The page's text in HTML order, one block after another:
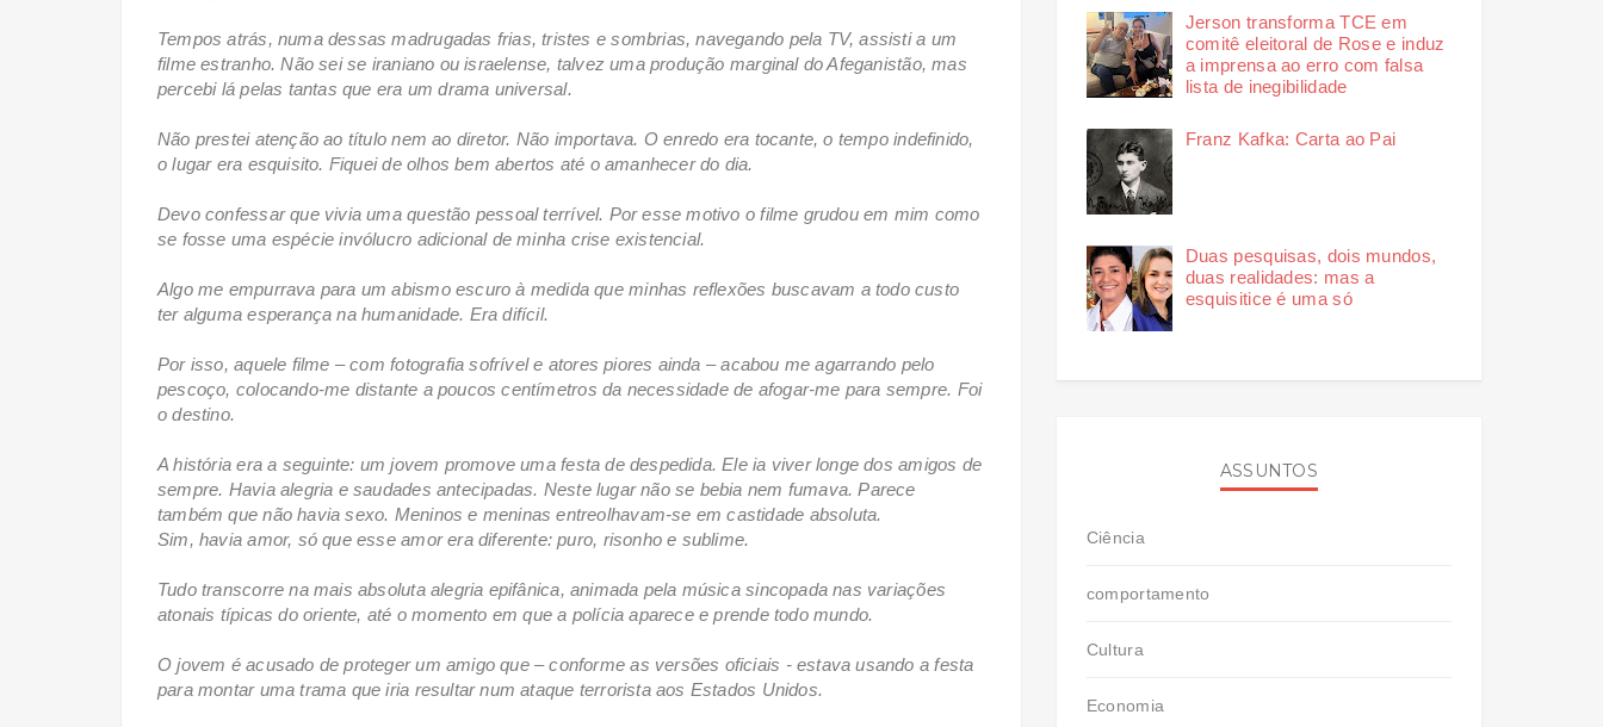
Tempos atrás, numa dessas madrugadas frias, tristes e sombrias, navegando pela TV, assisti a um
filme estranho. Não sei se iraniano ou israelense, talvez uma produção marginal do Afeganistão, mas
percebi lá pelas tantas que era um drama universal.
Não prestei atenção ao título nem ao diretor. Não importava. O enredo era tocante, o tempo indefinido,
o lugar era esquisito. Fiquei de olhos bem abertos até o amanhecer do dia.
Devo confessar que vivia uma questão pessoal terrível. Por esse motivo o filme grudou em mim como
se fosse uma espécie invólucro adicional de minha crise existencial.
Algo me empurrava para um abismo escuro à medida que minhas reflexões buscavam a todo custo
ter alguma esperança na humanidade. Era difícil.
Por isso, aquele filme – com fotografia sofrível e atores piores ainda – acabou me agarrando pelo
pescoço, colocando-me distante a poucos centímetros da necessidade de afogar-me para sempre. Foi
o destino.
A história era a seguinte: um jovem promove uma festa de despedida. Ele ia viver longe dos amigos de
sempre. Havia alegria e saudades antecipadas. Neste lugar não se bebia nem fumava. Parece
também que não havia sexo. Meninos e meninas entreolhavam-se em castidade absoluta.
Sim, havia amor, só que esse amor era diferente: puro, risonho e sublime.
Tudo transcorre na mais absoluta alegria epifânica, animada pela música sincopada nas variações
atonais típicas do oriente, até o momento em que a polícia aparece e prende todo mundo.
O jovem é acusado de proteger um amigo que – conforme as versões oficiais - estava usando a festa
para montar uma trama que iria resultar num ataque terrorista aos Estados Unidos.
Jerson transforma TCE em
comitê eleitoral de Rose e induz
a imprensa ao erro com falsa
lista de inegibilidade
Franz Kafka: Carta ao Pai
Duas pesquisas, dois mundos,
duas realidades: mas a
esquisitice é uma só
ASSUNTOS
Ciência
comportamento
Cultura
Economia